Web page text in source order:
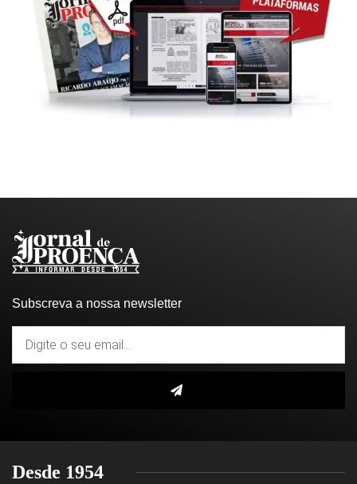
Subscreva a nossa newsletter
Desde 1954